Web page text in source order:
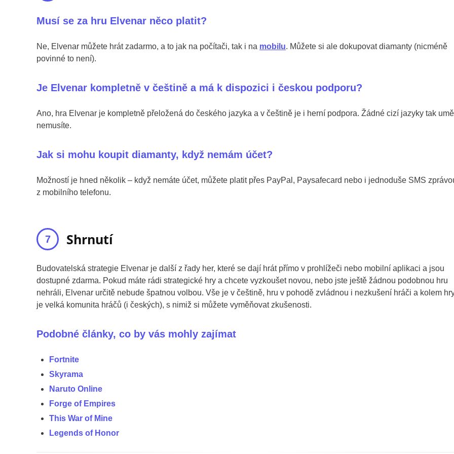
Musí se za hru Elvenar něco platit?
Ne, Elvenar můžete hrát zadarmo, a to jak na počítači, tak i na mobilu. Můžete si ale dokupovat diamanty (nicméně
povinné to není).
Je Elvenar kompletně v češtině a má k dispozici i českou podporu?
Ano, hra Elvenar je kompletně přeložená do českého jazyka a v češtině je i herní podpora. Žádné cizí jazyky tak
nemusíte.
Jak si mohu koupit diamanty, když nemám účet?
Možností je hned několik – když nemáte účet, můžete platit přes PayPal, Paysafecard nebo i jednoduše SMS
z mobilního telefonu.
Shrnutí
Budovatelská strategie Elvenar je další z řady her, které se dají hrát přímo v prohlížeči nebo mobilní aplikaci a jsou
dostupné zdarma. Pokud máte rádi strategické hry a chcete vyzkoušet novou, nebo jste ještě žádnou podobnou hru
nehráli, Elvenar určitě nebude špatnou volbou. Vše je v češtině, hru v pohodě zvládnou i nezkušení hráči a kolem
je velká komunita hráčů (i českých), s nimiž si můžete vyměňovat zkušenosti.
Podobné články, co by vás mohly zajímat
Fortnite
Skyrama
Naruto Online
Forge of Empires
This War of Mine
Legends of Honor